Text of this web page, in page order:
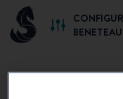
BENETEAU